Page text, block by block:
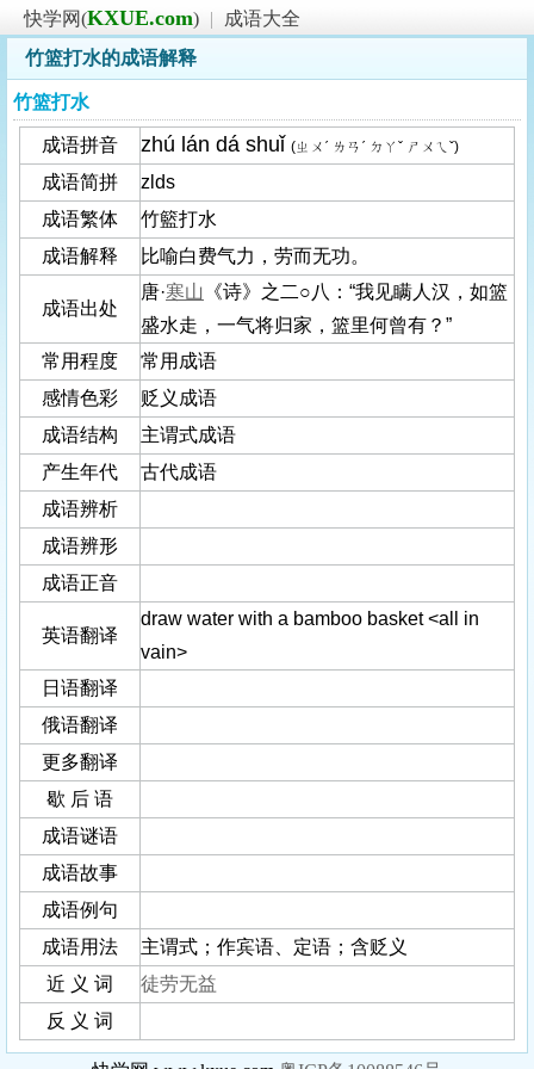
快学网(KXUE.com) |
成语大全
竹篮打水的成语解释
竹篮打水
成语拼音 zhú lán dá shuǐ (ㄓㄨˊ ㄌㄢˊ ㄉㄚˇ ㄕㄨㄟˇ)
成语简拼
zlds
成语繁体
竹籃打水
成语解释
比喻白费气力，劳而无功。
成语出处
唐·寒山 《诗》之二○八：“我见瞒人汉，如篮
盛水走，一气将归家，篮里何曾有？”
常用程度
常用成语
感情色彩
贬义成语
成语结构
主谓式成语
产生年代
古代成语
成语辨析
成语辨形
成语正音
英语翻译
draw water with a bamboo basket <all in
vain>
日语翻译
俄语翻译
更多翻译
歇 后 语
成语谜语
成语故事
成语例句
成语用法
主谓式；作宾语、定语；含贬义
近 义 词
徒劳无益
反 义 词